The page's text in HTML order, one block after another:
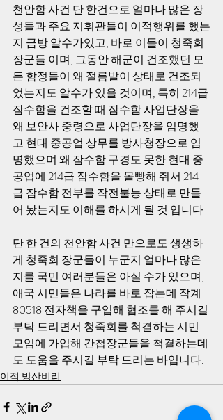
천안함 사건 단 한건으로 얼마나 많은 장
성들과 주요 지휘관들이 이적행위를 했는
지 금방 알수가있고, 바로 이들이 청죽회
장군들 이며, 그동안 해군이 건조했던 모
든 함정들이 왜 절름발이 상태로 건조되
었는지도 알수가 있을 것이며, 특히 214급
잠수함을 건조할 때 잠수함 사업단장을
왜 보안사 중령으로 사업단장을 임명했
고 현대 중공업 상무를 방사청장으로 임
명했으며 왜 잠수함 구경도 못한 현대 중
공업에 214급 잠수함을 몰빵해 줘서 214
급 잠수함 전부를 작전불능 상태로 만들
어 놨는지도 이해를 하시게 될 것 입니다.
단 한 건의 천안함 사건 만으로도 생생하
게 청죽회 장군들이 누군지 얼마나 많은
지를 국민 여러분들은 아실 수가 있으며,
애국 시민들은 나라를 바로 잡는데 작계
80518 전자책을 구입해 협조를 해 주시길
부탁 드리면서 청죽회를 척결하는 시민
모임에 가입해 간첩장군들을 척결하는데
도 도움을 주시길 부탁 드리는 바입니다.
이적 방산비리